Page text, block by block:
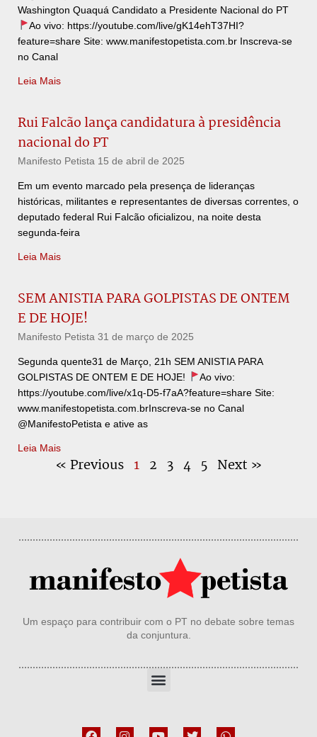
Washington Quaquá Candidato a Presidente Nacional do PT
Ao vivo: https://youtube.com/live/gK14ehT37HI?
feature=share Site: www.manifestopetista.com.br Inscreva-se
no Canal
Leia Mais
Rui Falcão lança candidatura à presidência
nacional do PT
Manifesto Petista 15 de abril de 2025
Em um evento marcado pela presença de lideranças
históricas, militantes e representantes de diversas correntes, o
deputado federal Rui Falcão oficializou, na noite desta
segunda-feira
Leia Mais
SEM ANISTIA PARA GOLPISTAS DE ONTEM
E DE HOJE!
Manifesto Petista 31 de março de 2025
Segunda quente31 de Março, 21h SEM ANISTIA PARA
GOLPISTAS DE ONTEM E DE HOJE!
Ao vivo:
https://youtube.com/live/x1q-D5-f7aA?feature=share Site:
www.manifestopetista.com.brInscreva-se no Canal
@ManifestoPetista e ative as
Leia Mais
« Previous 1 2 3 4 5 Next »
Um espaço para contribuir com o PT no debate sobre temas
da conjuntura.